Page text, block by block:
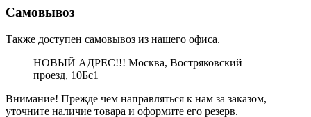
Самовывоз
Также доступен самовывоз из нашего офиса.
НОВЫЙ АДРЕС!!! Москва, Востряковский
проезд, 10Бс1
Внимание! Прежде чем направляться к нам за заказом,
уточните наличие товара и оформите его резерв.